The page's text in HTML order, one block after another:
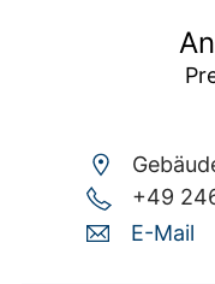
+49
E-Mail